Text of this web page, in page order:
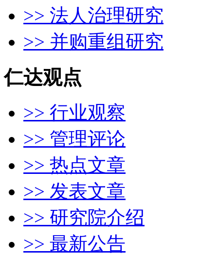
>> 法人治理研究
>> 并购重组研究
仁达观点
>> 行业观察
>> 管理评论
>> 热点文章
>> 发表文章
>> 研究院介绍
>> 最新公告